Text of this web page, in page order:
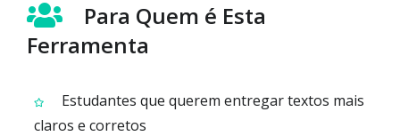
Para Quem é Esta
Ferramenta
Estudantes que querem entregar textos mais
claros e corretos